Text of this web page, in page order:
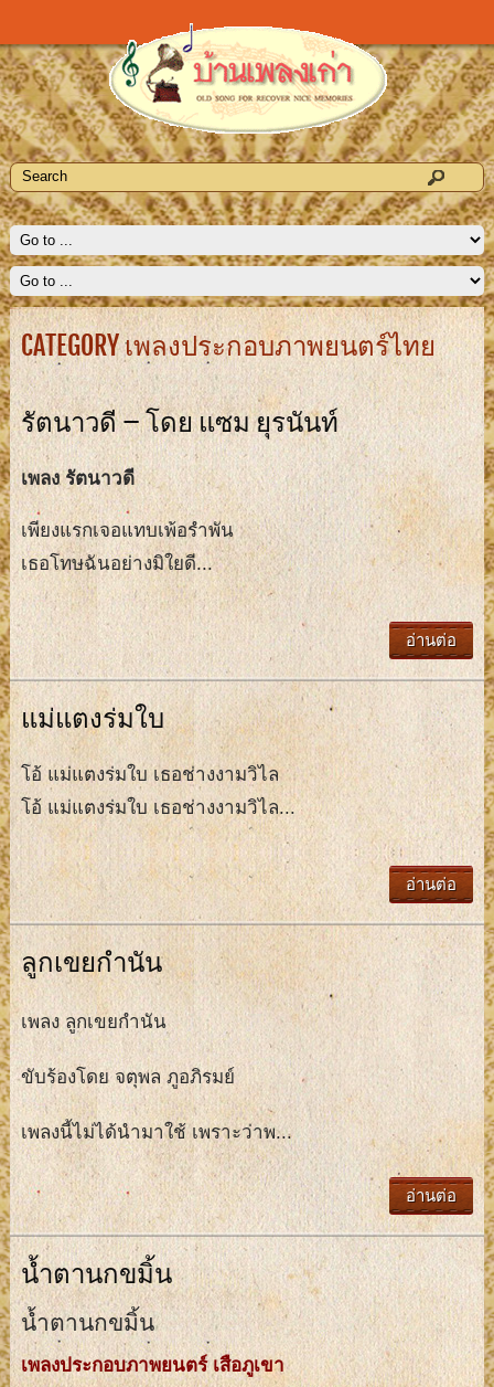
CATEGORY เพลงประกอบภาพยนตร์ไทย
รัตนาวดี – โดย แซม ยุรนันท์
เพลง รัตนาวดี
เพียงแรกเจอแทบเพ้อรำพัน
เธอโทษฉันอย่างมิใยดี...
อ่านต่อ
แม่แตงร่มใบ
โอ้ แม่แตงร่มใบ เธอช่างงามวิไล
โอ้ แม่แตงร่มใบ เธอช่างงามวิไล...
อ่านต่อ
ลูกเขยกำนัน
เพลง ลูกเขยกำนัน
ขับร้องโดย จตุพล ภูอภิรมย์
เพลงนี้ไม่ได้นำมาใช้ เพราะว่าพ...
อ่านต่อ
นํ้าตานกขมิ้น
นํ้าตานกขมิ้น
เพลงประกอบภาพยนตร์ เสือภูเขา